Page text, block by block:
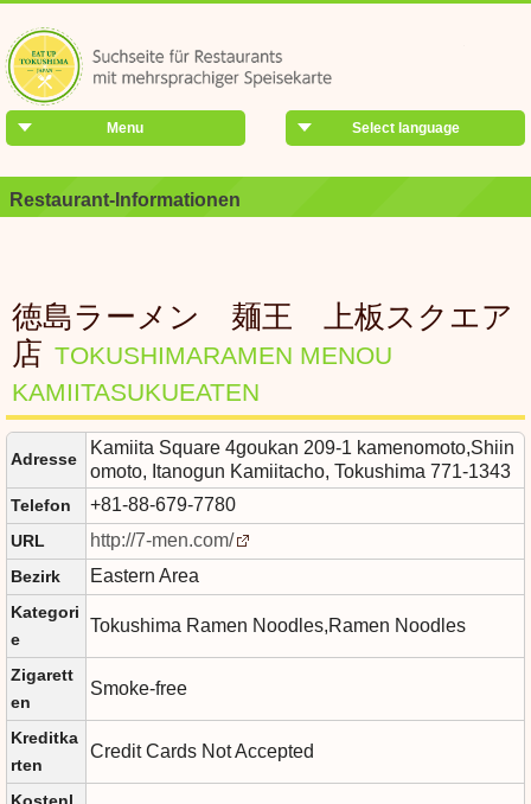
Select language
Menu
Restaurant-Informationen
徳島ラーメン 麺王 上板スクエア
店 TOKUSHIMARAMEN MENOU
KAMIITASUKUEATEN
Adresse
Kamiita Square 4goukan 209-1 kamenomoto,Shiin
omoto, Itanogun Kamiitacho, Tokushima 771-1343
Telefon +81-88-679-7780
URL http://7-men.com/
Bezirk Eastern Area
Kategori
e
Tokushima Ramen Noodles,Ramen Noodles
Zigarett
en
Smoke-free
Kreditka
rten
Credit Cards Not Accepted